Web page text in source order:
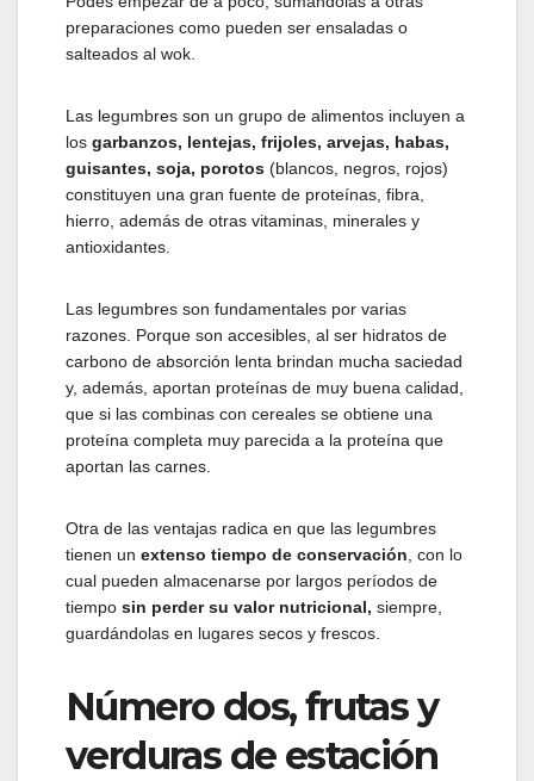
preparaciones como pueden ser ensaladas o
salteados al wok.
Las legumbres son un grupo de alimentos incluyen a
los garbanzos, lentejas, frijoles, arvejas, habas,
guisantes, soja, porotos (blancos, negros, rojos)
constituyen una gran fuente de proteínas, fibra,
hierro, además de otras vitaminas, minerales y
antioxidantes.
Las legumbres son fundamentales por varias
razones. Porque son accesibles, al ser hidratos de
carbono de absorción lenta brindan mucha saciedad
y, además, aportan proteínas de muy buena calidad,
que si las combinas con cereales se obtiene una
proteína completa muy parecida a la proteína que
aportan las carnes.
Otra de las ventajas radica en que las legumbres
tienen un extenso tiempo de conservación, con lo
cual pueden almacenarse por largos períodos de
tiempo sin perder su valor nutricional, siempre,
guardándolas en lugares secos y frescos.
Número dos, frutas y
verduras de estación